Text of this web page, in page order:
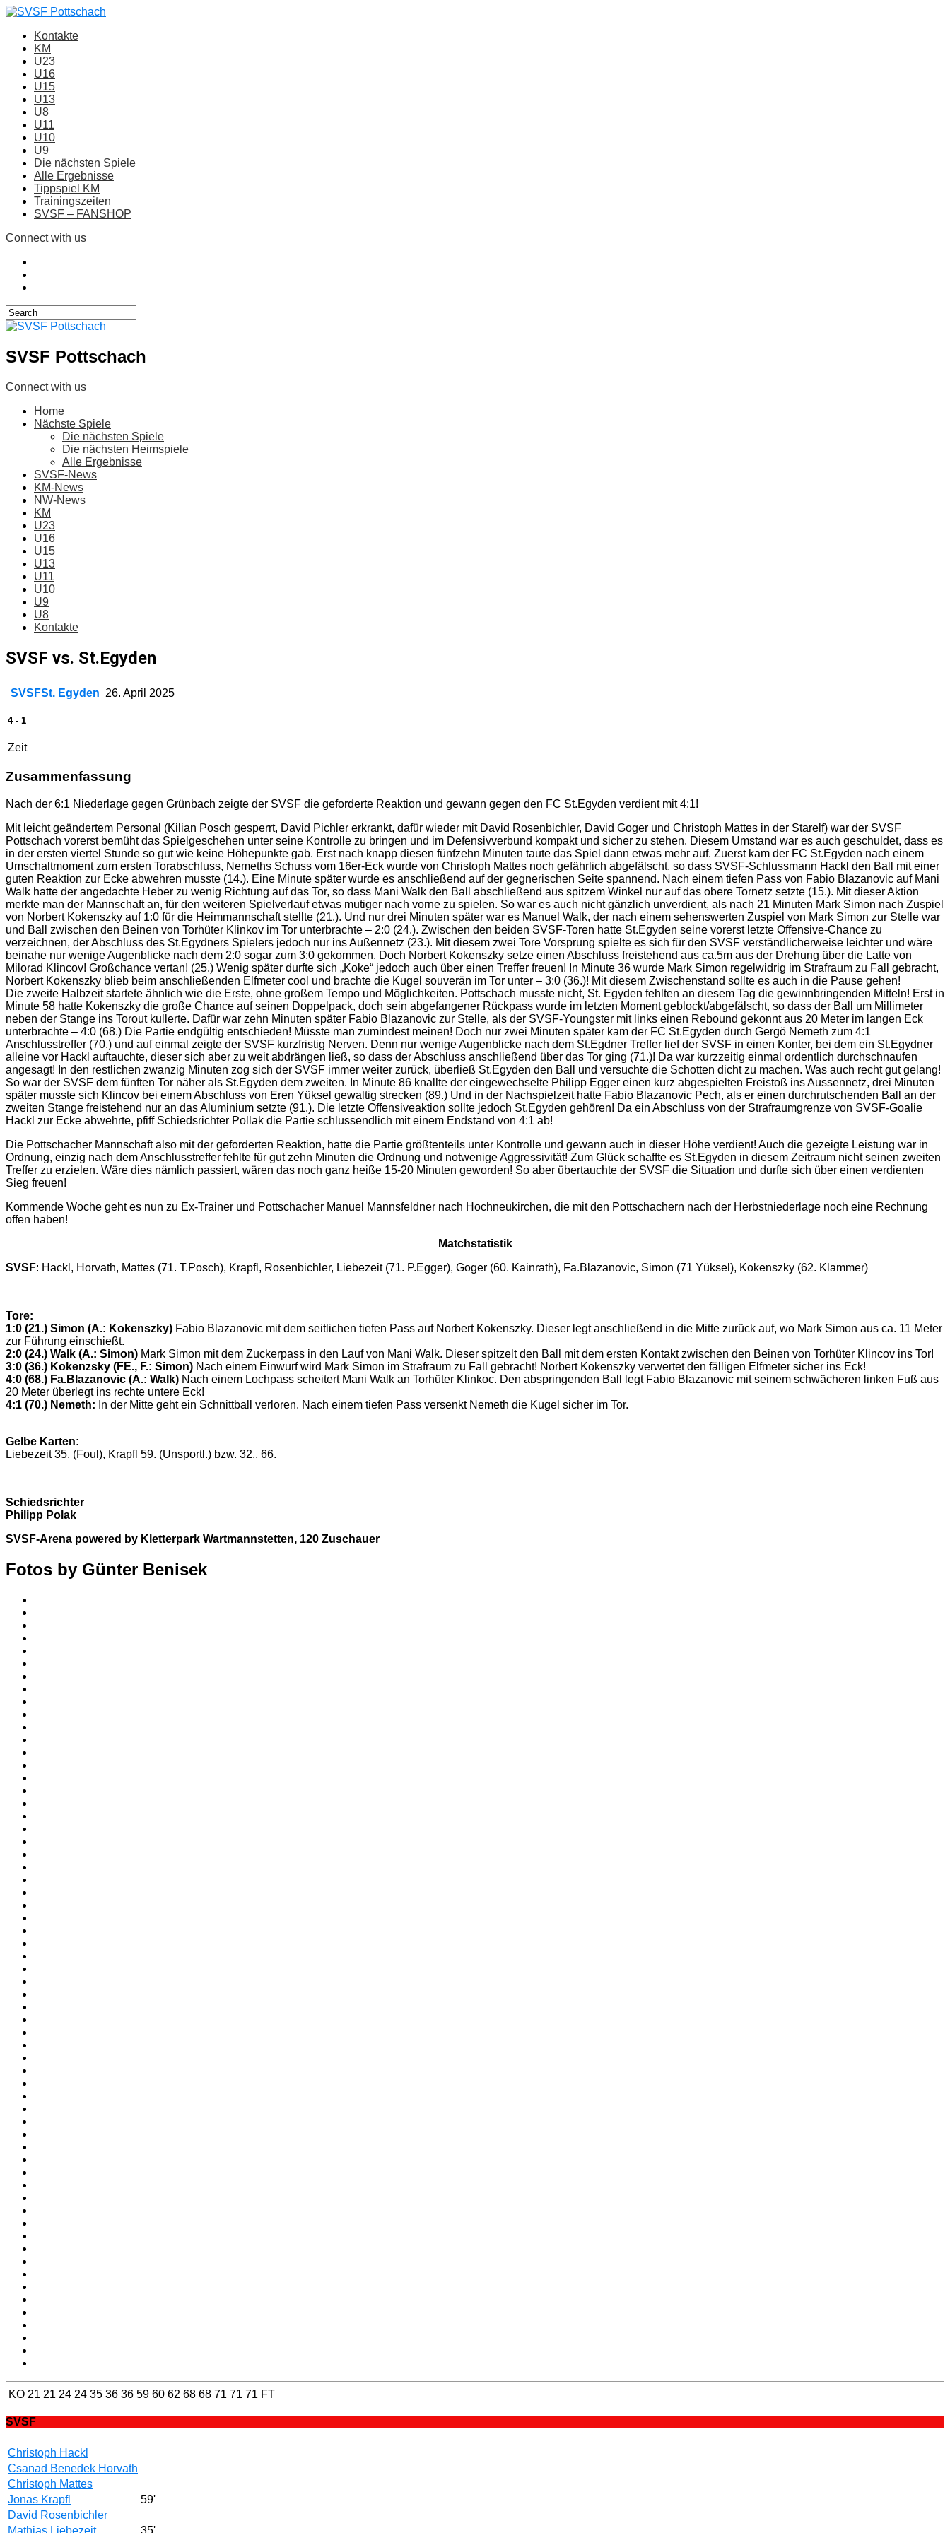
Kontakte
KM
U23
U16
U15
U13
U8
U11
U10
U9
Die nächsten Spiele
Alle Ergebnisse
Tippspiel KM
Trainingszeiten
SVSF – FANSHOP
Connect with us
SVSF Pottschach
Connect with us
Home
Nächste Spiele
Die nächsten Spiele
Die nächsten Heimspiele
Alle Ergebnisse
SVSF-News
KM-News
NW-News
KM
U23
U16
U15
U13
U11
U10
U9
U8
Kontakte
SVSF vs. St.Egyden
SVSFSt. Egyden 26. April 2025
4- 1
Zeit
Zusammenfassung
Nach der 6:1 Niederlage gegen Grünbach zeigte der SVSF die geforderte Reaktion und gewann gegen den FC St.Egyden verdient mit 4:1!
Mit leicht geändertem Personal (Kilian Posch gesperrt, David Pichler erkrankt, dafür wieder mit David Rosenbichler, David Goger und Christoph Mattes in der Starelf) war der SVSF
Pottschach vorerst bemüht das Spielgeschehen unter seine Kontrolle zu bringen und im Defensivverbund kompakt und sicher zu stehen. Diesem Umstand war es auch geschuldet, dass es
in der ersten viertel Stunde so gut wie keine Höhepunkte gab. Erst nach knapp diesen fünfzehn Minuten taute das Spiel dann etwas mehr auf. Zuerst kam der FC St.Egyden nach einem
Umschaltmoment zum ersten Torabschluss, Nemeths Schuss vom 16er-Eck wurde von Christoph Mattes noch gefährlich abgefälscht, so dass SVSF-Schlussmann Hackl den Ball mit einer
guten Reaktion zur Ecke abwehren musste (14.). Eine Minute später wurde es anschließend auf der gegnerischen Seite spannend. Nach einem tiefen Pass von Fabio Blazanovic auf Mani
Walk hatte der angedachte Heber zu wenig Richtung auf das Tor, so dass Mani Walk den Ball abschließend aus spitzem Winkel nur auf das obere Tornetz setzte (15.). Mit dieser Aktion
merkte man der Mannschaft an, für den weiteren Spielverlauf etwas mutiger nach vorne zu spielen. So war es auch nicht gänzlich unverdient, als nach 21 Minuten Mark Simon nach Zuspiel
von Norbert Kokenszky auf 1:0 für die Heimmannschaft stellte (21.). Und nur drei Minuten später war es Manuel Walk, der nach einem sehenswerten Zuspiel von Mark Simon zur Stelle war
und Ball zwischen den Beinen von Torhüter Klinkov im Tor unterbrachte – 2:0 (24.). Zwischen den beiden SVSF-Toren hatte St.Egyden seine vorerst letzte Offensive-Chance zu
verzeichnen, der Abschluss des St.Egydners Spielers jedoch nur ins Außennetz (23.). Mit diesem zwei Tore Vorsprung spielte es sich für den SVSF verständlicherweise leichter und wäre
beinahe nur wenige Augenblicke nach dem 2:0 sogar zum 3:0 gekommen. Doch Norbert Kokenszky setze einen Abschluss freistehend aus ca.5m aus der Drehung über die Latte von
Milorad Klincov! Großchance vertan! (25.) Wenig später durfte sich „Koke“ jedoch auch über einen Treffer freuen! In Minute 36 wurde Mark Simon regelwidrig im Strafraum zu Fall gebracht,
Norbert Kokenszky blieb beim anschließenden Elfmeter cool und brachte die Kugel souverän im Tor unter – 3:0 (36.)! Mit diesem Zwischenstand sollte es auch in die Pause gehen!
Die zweite Halbzeit startete ähnlich wie die Erste, ohne großem Tempo und Möglichkeiten. Pottschach musste nicht, St. Egyden fehlten an diesem Tag die gewinnbringenden Mitteln! Erst in
Minute 58 hatte Kokenszky die große Chance auf seinen Doppelpack, doch sein abgefangener Rückpass wurde im letzten Moment geblockt/abgefälscht, so dass der Ball um Millimeter
neben der Stange ins Torout kullerte. Dafür war zehn Minuten später Fabio Blazanovic zur Stelle, als der SVSF-Youngster mit links einen Rebound gekonnt aus 20 Meter im langen Eck
unterbrachte – 4:0 (68.) Die Partie endgültig entschieden! Müsste man zumindest meinen! Doch nur zwei Minuten später kam der FC St.Egyden durch Gergö Nemeth zum 4:1
Anschlusstreffer (70.) und auf einmal zeigte der SVSF kurzfristig Nerven. Denn nur wenige Augenblicke nach dem St.Egdner Treffer lief der SVSF in einen Konter, bei dem ein St.Egydner
alleine vor Hackl auftauchte, dieser sich aber zu weit abdrängen ließ, so dass der Abschluss anschließend über das Tor ging (71.)! Da war kurzzeitig einmal ordentlich durchschnaufen
angesagt! In den restlichen zwanzig Minuten zog sich der SVSF immer weiter zurück, überließ St.Egyden den Ball und versuchte die Schotten dicht zu machen. Was auch recht gut gelang!
So war der SVSF dem fünften Tor näher als St.Egyden dem zweiten. In Minute 86 knallte der eingewechselte Philipp Egger einen kurz abgespielten Freistoß ins Aussennetz, drei Minuten
später musste sich Klincov bei einem Abschluss von Eren Yüksel gewaltig strecken (89.) Und in der Nachspielzeit hatte Fabio Blazanovic Pech, als er einen durchrutschenden Ball an der
zweiten Stange freistehend nur an das Aluminium setzte (91.). Die letzte Offensiveaktion sollte jedoch St.Egyden gehören! Da ein Abschluss von der Strafraumgrenze von SVSF-Goalie
Hackl zur Ecke abwehrte, pfiff Schiedsrichter Pollak die Partie schlussendlich mit einem Endstand von 4:1 ab!
Die Pottschacher Mannschaft also mit der geforderten Reaktion, hatte die Partie größtenteils unter Kontrolle und gewann auch in dieser Höhe verdient! Auch die gezeigte Leistung war in
Ordnung, einzig nach dem Anschlusstreffer fehlte für gut zehn Minuten die Ordnung und notwenige Aggressivität! Zum Glück schaffte es St.Egyden in diesem Zeitraum nicht seinen zweiten
Treffer zu erzielen. Wäre dies nämlich passiert, wären das noch ganz heiße 15-20 Minuten geworden! So aber übertauchte der SVSF die Situation und durfte sich über einen verdienten
Sieg freuen!
Kommende Woche geht es nun zu Ex-Trainer und Pottschacher Manuel Mannsfeldner nach Hochneukirchen, die mit den Pottschachern nach der Herbstniederlage noch eine Rechnung
offen haben!
Matchstatistik
SVSF: Hackl, Horvath, Mattes (71. T.Posch), Krapfl, Rosenbichler, Liebezeit (71. P.Egger), Goger (60. Kainrath), Fa.Blazanovic, Simon (71 Yüksel), Kokenszky (62. Klammer)
Tore:
1:0 (21.) Simon (A.: Kokenszky) Fabio Blazanovic mit dem seitlichen tiefen Pass auf Norbert Kokenszky. Dieser legt anschließend in die Mitte zurück auf, wo Mark Simon aus ca. 11 Meter
zur Führung einschießt.
2:0 (24.) Walk (A.: Simon) Mark Simon mit dem Zuckerpass in den Lauf von Mani Walk. Dieser spitzelt den Ball mit dem ersten Kontakt zwischen den Beinen von Torhüter Klincov ins Tor!
3:0 (36.) Kokenzsky (FE., F.: Simon) Nach einem Einwurf wird Mark Simon im Strafraum zu Fall gebracht! Norbert Kokenszky verwertet den fälligen Elfmeter sicher ins Eck!
4:0 (68.) Fa.Blazanovic (A.: Walk) Nach einem Lochpass scheitert Mani Walk an Torhüter Klinkoc. Den abspringenden Ball legt Fabio Blazanovic mit seinem schwächeren linken Fuß aus
20 Meter überlegt ins rechte untere Eck!
4:1 (70.) Nemeth: In der Mitte geht ein Schnittball verloren. Nach einem tiefen Pass versenkt Nemeth die Kugel sicher im Tor.
Gelbe Karten:
Liebezeit 35. (Foul), Krapfl 59. (Unsportl.) bzw. 32., 66.
Schiedsrichter
Philipp Polak
SVSF-Arena powered by Kletterpark Wartmannstetten, 120 Zuschauer
Fotos by Günter Benisek
KO 21 21 24 24 35 36 36 59 60 62 68 68 71 71 71 FT
SVSF
Christoph Hackl
Csanad Benedek Horvath
Christoph Mattes
Jonas Krapfl
59'
David Rosenbichler